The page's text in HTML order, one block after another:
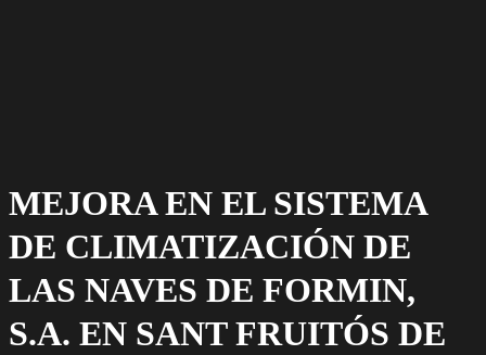
MEJORA EN EL SISTEMA
DE CLIMATIZACIÓN DE
LAS NAVES DE FORMIN,
S.A. EN SANT FRUITÓS DE